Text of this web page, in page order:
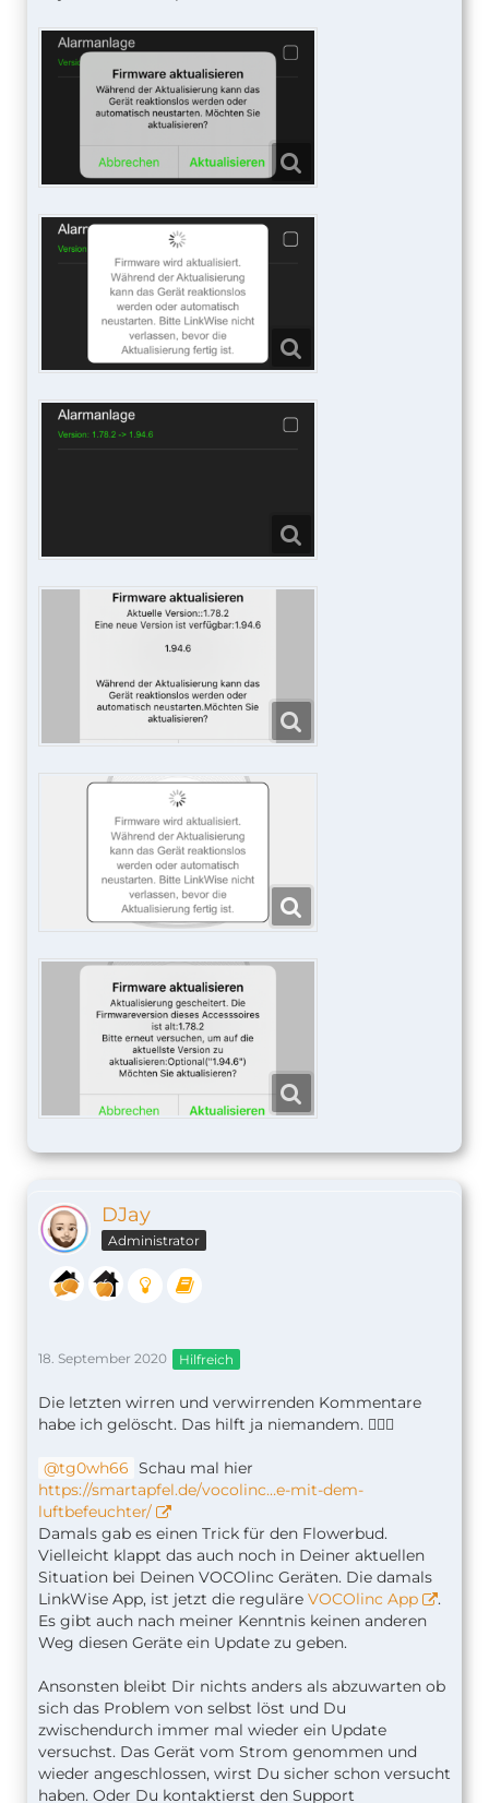
DJay
Administrator
18. September 2020 Hilfreich
Die letzten wirren und verwirrenden Kommentare
habe ich gelöscht. Das hilft ja niemandem. 🤷🏼‍♂️
tg0wh66 Schau mal hier
https://smartapfel.de/vocolinc…e-mit-dem-
luftbefeuchter/
Damals gab es einen Trick für den Flowerbud.
Vielleicht klappt das auch noch in Deiner aktuellen
Situation bei Deinen VOCOlinc Geräten. Die damals
LinkWise App, ist jetzt die reguläre VOCOlinc App
.
Es gibt auch nach meiner Kenntnis keinen anderen
Weg diesen Geräte ein Update zu geben.
Ansonsten bleibt Dir nichts anders als abzuwarten ob
sich das Problem von selbst löst und Du
zwischendurch immer mal wieder ein Update
versuchst. Das Gerät vom Strom genommen und
wieder angeschlossen, wirst Du sicher schon versucht
haben. Oder Du kontaktierst den Support